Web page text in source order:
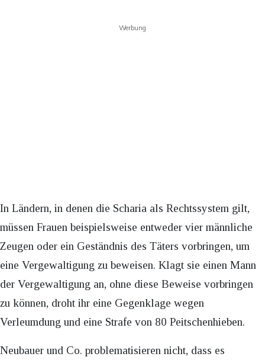
Werbung
In Ländern, in denen die Scharia als Rechtssystem gilt,
müssen Frauen beispielsweise entweder vier männliche
Zeugen oder ein Geständnis des Täters vorbringen, um
eine Vergewaltigung zu beweisen. Klagt sie einen Mann
der Vergewaltigung an, ohne diese Beweise vorbringen
zu können, droht ihr eine Gegenklage wegen
Verleumdung und eine Strafe von 80 Peitschenhieben.
Neubauer und Co. problematisieren nicht, dass es